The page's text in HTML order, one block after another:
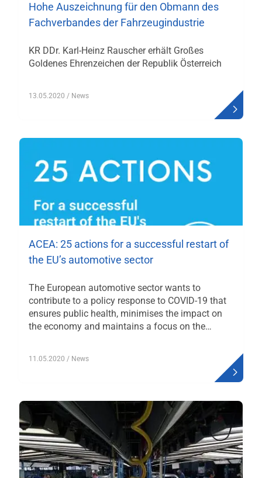
Hohe Auszeichnung für den Obmann des
Fachverbandes der Fahrzeugindustrie
KR DDr. Karl-Heinz Rauscher erhält Großes
Goldenes Ehrenzeichen der Republik Österreich
13.05.2020 / News
ACEA: 25 actions for a successful restart of
the EU’s automotive sector
The European automotive sector wants to
contribute to a policy response to COVID-19 that
ensures public health, minimises the impact on
the economy and maintains a focus on the…
11.05.2020 / News